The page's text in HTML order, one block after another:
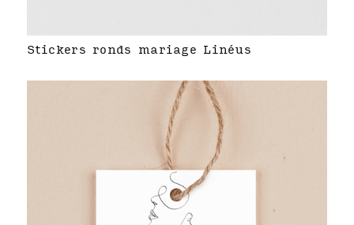
Stickers ronds mariage Linéus